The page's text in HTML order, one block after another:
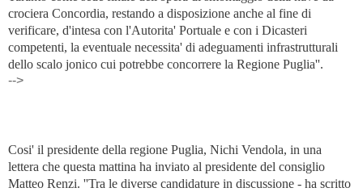
crociera Concordia, restando a disposizione anche al fine di
verificare, d'intesa con l'Autorita' Portuale e con i Dicasteri
competenti, la eventuale necessita' di adeguamenti infrastrutturali
dello scalo jonico cui potrebbe concorrere la Regione Puglia''.
-->
Cosi' il presidente della regione Puglia, Nichi Vendola, in una
lettera che questa mattina ha inviato al presidente del consiglio
Matteo Renzi. ''Tra le diverse candidature in discussione - ha scritto